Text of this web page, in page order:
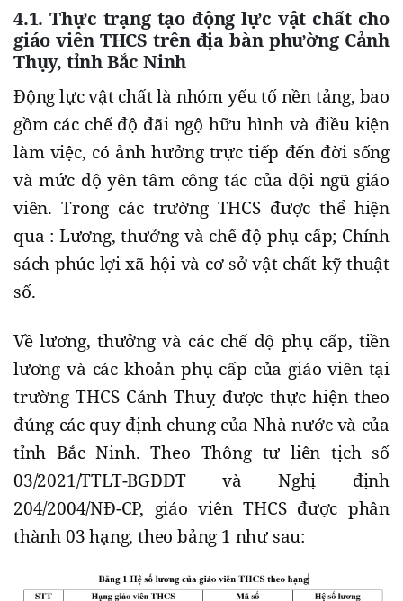
4.1. Thực trạng tạo động lực vật chất cho
giáo viên THCS trên địa bàn phường Cảnh
Thụy, tỉnh Bắc Ninh
Động lực vật chất là nhóm yếu tố nền tảng, bao
gồm các chế độ đãi ngộ hữu hình và điều kiện
làm việc, có ảnh hưởng trực tiếp đến đời sống
và mức độ yên tâm công tác của đội ngũ giáo
viên. Trong các trường THCS được thể hiện
qua : Lương, thưởng và chế độ phụ cấp; Chính
sách phúc lợi xã hội và cơ sở vật chất kỹ thuật
số.
Về lương, thưởng và các chế độ phụ cấp, tiền
lương và các khoản phụ cấp của giáo viên tại
trường THCS Cảnh Thuỵ được thực hiện theo
đúng các quy định chung của Nhà nước và của
tỉnh Bắc Ninh. Theo Thông tư liên tịch số
03/2021/TTLT-BGDĐT và Nghị định
204/2004/NĐ-CP, giáo viên THCS được phân
thành 03 hạng, theo bảng 1 như sau: